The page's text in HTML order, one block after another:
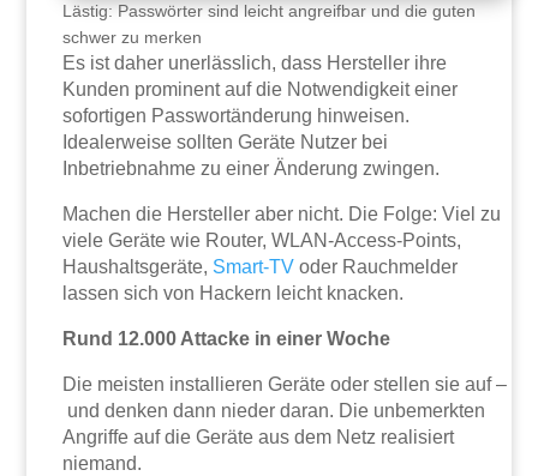
Lästig: Passwörter sind leicht angreifbar und die guten
schwer zu merken
Es ist daher unerlässlich, dass Hersteller ihre
Kunden prominent auf die Notwendigkeit einer
sofortigen Passwortänderung hinweisen.
Idealerweise sollten Geräte Nutzer bei
Inbetriebnahme zu einer Änderung zwingen.
Machen die Hersteller aber nicht. Die Folge: Viel zu
viele Geräte wie Router, WLAN-Access-Points,
Haushaltsgeräte, Smart-TV oder Rauchmelder
lassen sich von Hackern leicht knacken.
Rund 12.000 Attacke in einer Woche
Die meisten installieren Geräte oder stellen sie auf –
und denken dann nieder daran. Die unbemerkten
Angriffe auf die Geräte aus dem Netz realisiert
niemand.